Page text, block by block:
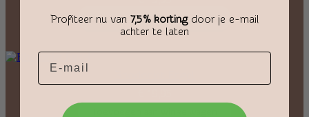
Toevoegen aan winkelwagen
Profiteer nu van 7,5% kortingdoor je e-mail
achter te laten
Email